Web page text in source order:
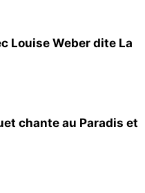
Louise Weber dite La
chante au Paradis et